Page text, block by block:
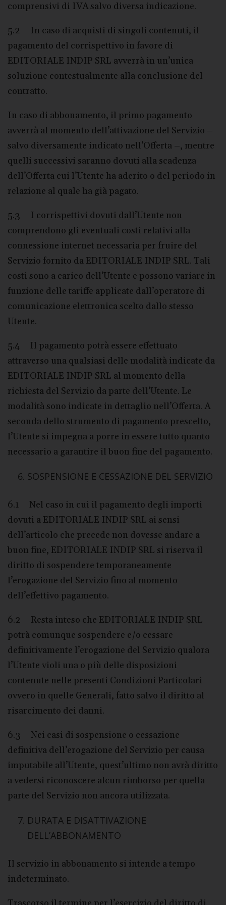
comprensivi di IVA salvo diversa indicazione.
5.2 In caso di acquisti di singoli contenuti, il
pagamento del corrispettivo in favore di
EDITORIALE INDIP SRL avverrà in un’unica
soluzione contestualmente alla conclusione del
contratto.
In caso di abbonamento, il primo pagamento
avverrà al momento dell’attivazione del Servizio –
salvo diversamente indicato nell’Offerta –, mentre
quelli successivi saranno dovuti alla scadenza
dell’Offerta cui l’Utente ha aderito o del periodo in
relazione al quale ha già pagato.
5.3 I corrispettivi dovuti dall’Utente non
comprendono gli eventuali costi relativi alla
connessione internet necessaria per fruire del
Servizio fornito da EDITORIALE INDIP SRL. Tali
costi sono a carico dell’Utente e possono variare in
funzione delle tariffe applicate dall’operatore di
comunicazione elettronica scelto dallo stesso
Utente.
5.4 Il pagamento potrà essere effettuato
attraverso una qualsiasi delle modalità indicate da
EDITORIALE INDIP SRL al momento della
richiesta del Servizio da parte dell’Utente. Le
modalità sono indicate in dettaglio nell’Offerta. A
seconda dello strumento di pagamento prescelto,
l’Utente si impegna a porre in essere tutto quanto
necessario a garantire il buon fine del pagamento.
SOSPENSIONE E CESSAZIONE DEL SERVIZIO
6.1 Nel caso in cui il pagamento degli importi
dovuti a EDITORIALE INDIP SRL ai sensi
dell’articolo che precede non dovesse andare a
buon fine, EDITORIALE INDIP SRL si riserva il
diritto di sospendere temporaneamente
l’erogazione del Servizio fino al momento
dell’effettivo pagamento.
6.2 Resta inteso che EDITORIALE INDIP SRL
potrà comunque sospendere e/o cessare
definitivamente l’erogazione del Servizio qualora
l’Utente violi una o più delle disposizioni
contenute nelle presenti Condizioni Particolari
ovvero in quelle Generali, fatto salvo il diritto al
risarcimento dei danni.
6.3 Nei casi di sospensione o cessazione
definitiva dell’erogazione del Servizio per causa
imputabile all’Utente, quest’ultimo non avrà diritto
a vedersi riconoscere alcun rimborso per quella
parte del Servizio non ancora utilizzata.
DURATA E DISATTIVAZIONE
DELL’ABBONAMENTO
Il servizio in abbonamento si intende a tempo
indeterminato.